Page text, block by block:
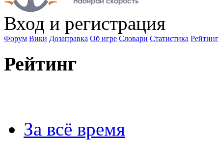
Вход и регистрация
Форум Вики Дозаправка Об игре Словари Статистика Рейтинг
Рейтинг
За всё время